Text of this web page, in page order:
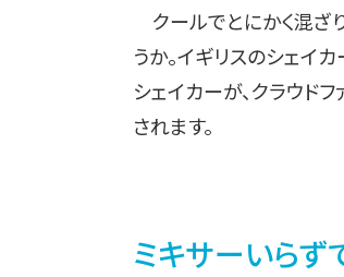
クールでとにかく混ざ
うか。イギリスのシェイカ
シェイカーが、クラウドフ
されます。
ミキサーいらず